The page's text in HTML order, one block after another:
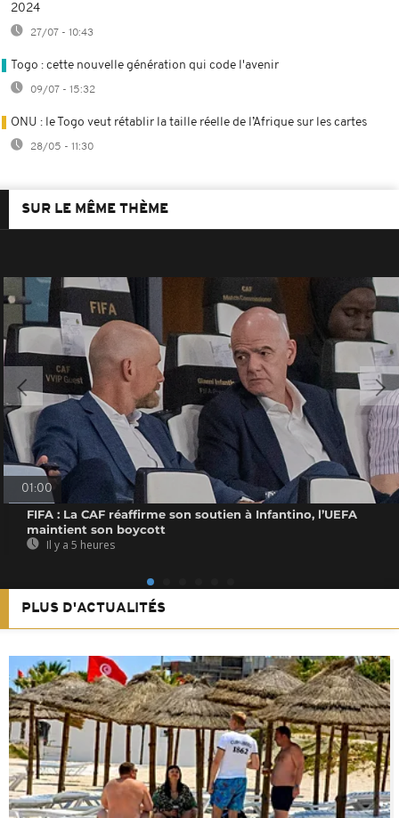
2024
27/07 - 10:43
Togo : cette nouvelle génération qui code l'avenir
09/07 - 15:32
ONU : le Togo veut rétablir la taille réelle de l’Afrique sur les cartes
28/05 - 11:30
SUR LE MÊME THÈME
01:00
FIFA : La CAF réaffirme son soutien à Infantino, l’UEFA
maintient son boycott
Il y a 5 heures
PLUS D'ACTUALITÉS